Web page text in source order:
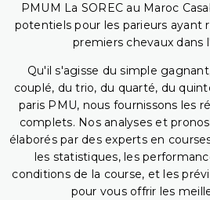
PMUM La SOREC au Maroc
potentiels pour les parieurs ayant
premiers chevaux dans
Qu'il s'agisse du simple
couplé, du trio, du quarté, du
paris PMU, nous fournissons les
complets. Nos analyses et
élaborés par des experts en
les statistiques, les
conditions de la course, et les
pour vous offrir les